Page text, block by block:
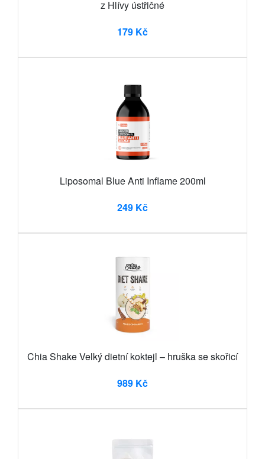
z Hlívy ústřičné
179 Kč
Liposomal Blue Anti Inflame 200ml
249 Kč
Chia Shake Velký dietní koktejl – hruška se skořicí
989 Kč